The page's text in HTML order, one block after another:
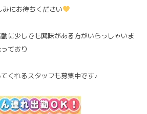
にお待ちください
に少しでも興味がある方がいらっしゃいま
ており
くれるスタッフも募集中です♪